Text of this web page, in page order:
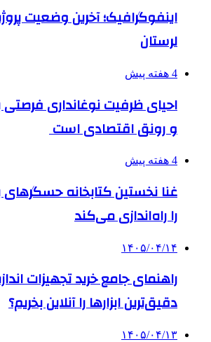
اینفوگرافیک؛ آخرین وضعیت
لرستان
4 هفته پیش
احیای ظرفیت نوغانداری فرصتی
و رونق اقتصادی است
4 هفته پیش
غنا نخستین کتابخانه
را راه‌اندازی می‌کند
۱۴۰۵/۰۴/۱۴
راهنمای جامع خرید تجهیزات
دقیق‌ترین ابزارها را آنلاین بخریم؟
۱۴۰۵/۰۴/۱۳